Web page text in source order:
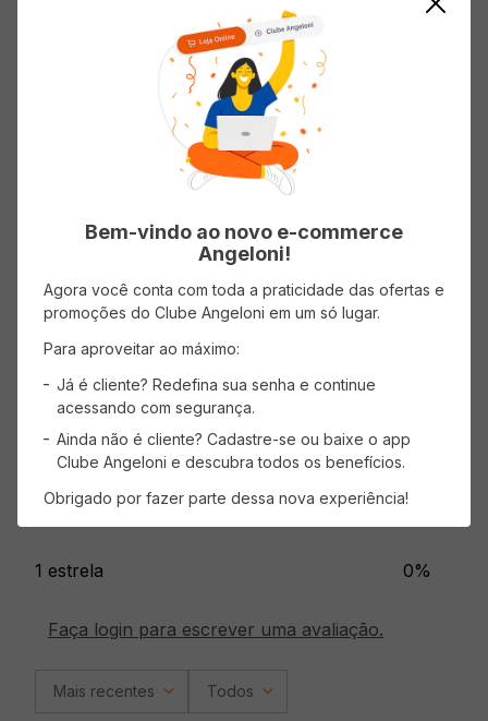
Descrição do produto
Sopa ROSMARINO Milho e Frango 500g
Avaliações
Carregando…
5 estrelas
4 estrelas
3 estrelas 0%
1 estrela 0%
Faça login para escrever uma avaliação.
Mais recentes Todos
Bem-vindo ao novo e-commerce
Angeloni!
Agora você conta com toda a praticidade das ofertas e
promoções do Clube Angeloni em um só lugar.
Para aproveitar ao máximo:
Já é cliente? Redefina sua senha e continue
acessando com segurança.
Ainda não é cliente? Cadastre-se ou baixe o app
Clube Angeloni e descubra todos os benefícios.
Obrigado por fazer parte dessa nova experiência!